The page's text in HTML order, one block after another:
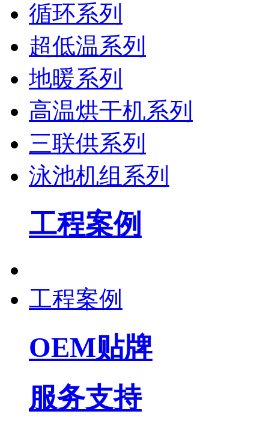
循环系列
超低温系列
地暖系列
高温烘干机系列
三联供系列
泳池机组系列
工程案例
工程案例
OEM贴牌
服务支持